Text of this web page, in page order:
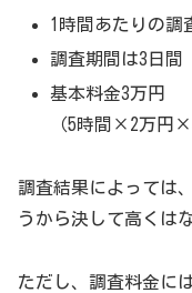
1時間あたりの調
調査期間は3日間
基本料金3万円
（5時間×2万円
調査結果によっては
うから決して高くは
ただし、調査料金に